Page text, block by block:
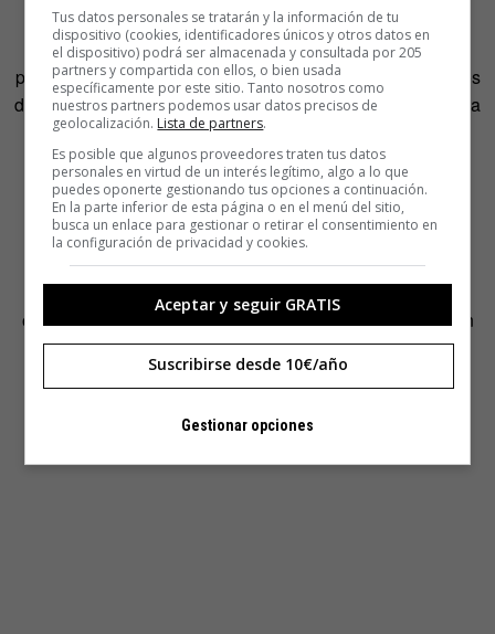
No empezamos a pelear sino a repasar las técnicas, los
pasos, a corregir posturas. Me sorprendo cuando nuestro
profesor empieza realiza ágiles movimientos acompañados
de palabras en algún idioma extraño. No esklingon
, lengua
wookieni bajovalyrio. Es italiano. «
terza». Le imitamos y las órdenes de nuestro profesor se
ahogan entre el ruido de los sables.
«Elludosportse fundó en Italia en 2006», explica Serra,
«empezó siendo más teórico que otra cosa, pero cuando
crecieron se dieron cuenta de que necesitaban un
organismo serio, así que crearon la INCOM, una comisión
internacional de árbitros que dictaminan las normas del
deporte».
Tus datos personales se tratarán y la información de tu
dispositivo (cookies, identificadores únicos y otros datos en
el dispositivo) podrá ser almacenada y consultada por 205
partners y compartida con ellos, o bien usada
específicamente por este sitio. Tanto nosotros como
nuestros partners podemos usar datos precisos de
geolocalización. Lista de partners.
Es posible que algunos proveedores traten tus datos
personales en virtud de un interés legítimo, algo a lo que
puedes oponerte gestionando tus opciones a continuación.
En la parte inferior de esta página o en el menú del sitio,
busca un enlace para gestionar o retirar el consentimiento en
la configuración de privacidad y cookies.
Aceptar y seguir GRATIS
Suscribirse desde 10€/año
Gestionar opciones